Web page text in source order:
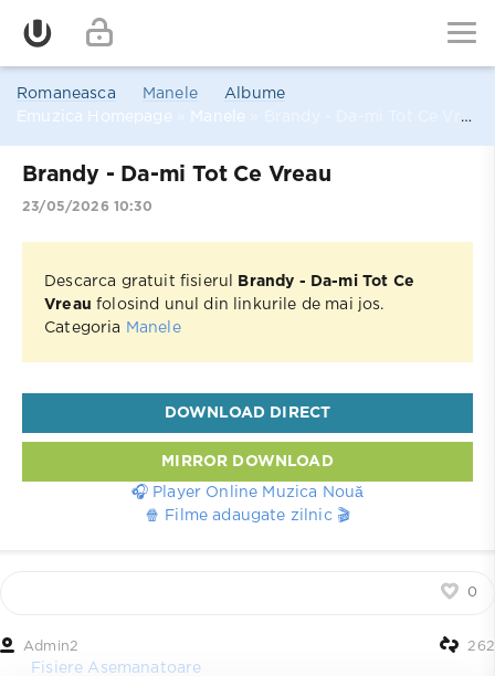
Romaneasca Manele
Albume
Emuzica Homepage
Manele
Brandy - Da-mi Tot Ce Vreau
23/05/2026 10:30
Descarca gratuit fisierul
Brandy - Da-mi Tot Ce
Vreau folosind unul din linkurile de mai jos.
Categoria
Manele
DOWNLOAD DIRECT
MIRROR DOWNLOAD
🎧 Player Online Muzica Nouă
🍿 Filme adaugate zilnic 🎬
0
Admin2 262
Fisiere Asemanatoare